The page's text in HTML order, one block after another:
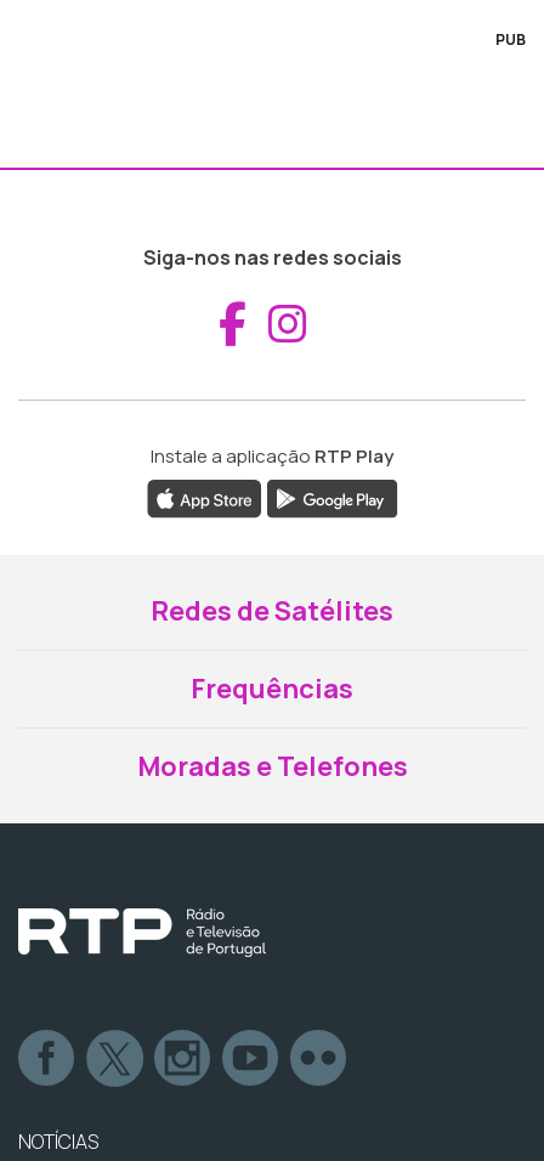
PUB
Siga-nos nas redes sociais
Aceder ao
Instale a aplicação RTP Play
Redes de Satélites
Frequências
Moradas e Telefones
NOTÍCIAS